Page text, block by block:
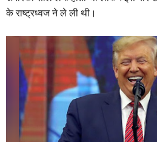
के राष्ट्रध्वज ने ले ली थी।